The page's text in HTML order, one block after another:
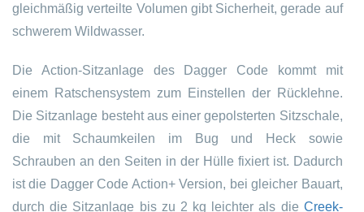
gleichmäßig verteilte Volumen gibt Sicherheit, gerade auf
schwerem Wildwasser.
Die Action-Sitzanlage des Dagger Code kommt mit
einem Ratschensystem zum Einstellen der Rücklehne.
Die Sitzanlage besteht aus einer gepolsterten Sitzschale,
die mit Schaumkeilen im Bug und Heck sowie
Schrauben an den Seiten in der Hülle fixiert ist. Dadurch
ist die Dagger Code Action+ Version, bei gleicher Bauart,
durch die Sitzanlage bis zu 2 kg leichter als die Creek-